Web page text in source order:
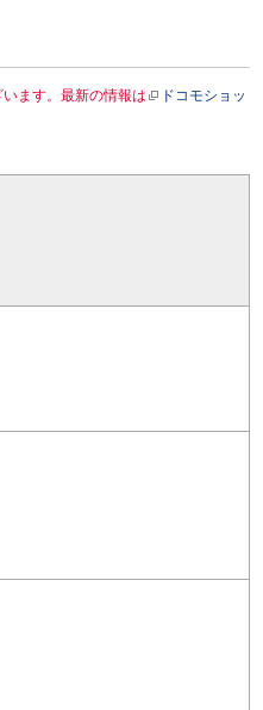
ます。最新の情報は
ドコモショッ